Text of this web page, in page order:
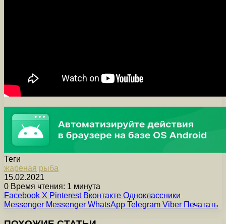
Теги
жареная рыба
15.02.2021
0 Время чтения: 1 минута
Facebook X Pinterest Вконтакте Одноклассники
Messenger Messenger WhatsApp Telegram Viber Печатать